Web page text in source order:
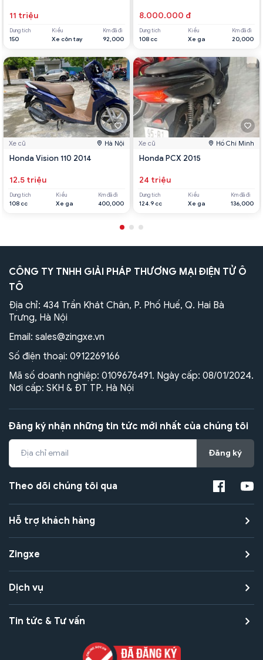
11 triệu
Dung tích
150
Kiểu
Xe côn tay
Km đã đi
92,000
Xe cũ Hà Nội
Honda Vision 110 2014
12.5 triệu
Dung tích
108 cc
Kiểu
Xe ga
Km đã đi
400,000
8.000.000 đ
Dung tích
108 cc
Kiểu
Xe ga
Km đã đi
20,000
Xe cũ Hồ Chí Minh
Honda PCX 2015
24 triệu
Dung tích
124.9 cc
Kiểu
Xe ga
Km đã đi
136,000
CÔNG TY TNHH GIẢI PHÁP THƯƠNG MẠI ĐIỆN TỬ Ô
TÔ
Địa chỉ: 434 Trần Khát Chân, P. Phố Huế, Q. Hai Bà
Trưng, Hà Nội
Email: sales@zingxe.vn
Số điện thoại: 0912269166
Mã số doanh nghiệp: 0109676491. Ngày cấp: 08/01/2024.
Nơi cấp: SKH & ĐT TP. Hà Nội
Đăng ký nhận những tin tức mới nhất của chúng tôi
Đăng ký
Theo dõi chúng tôi qua
Hỗ trợ khách hàng
Zingxe
Dịch vụ
Tin tức & Tư vấn